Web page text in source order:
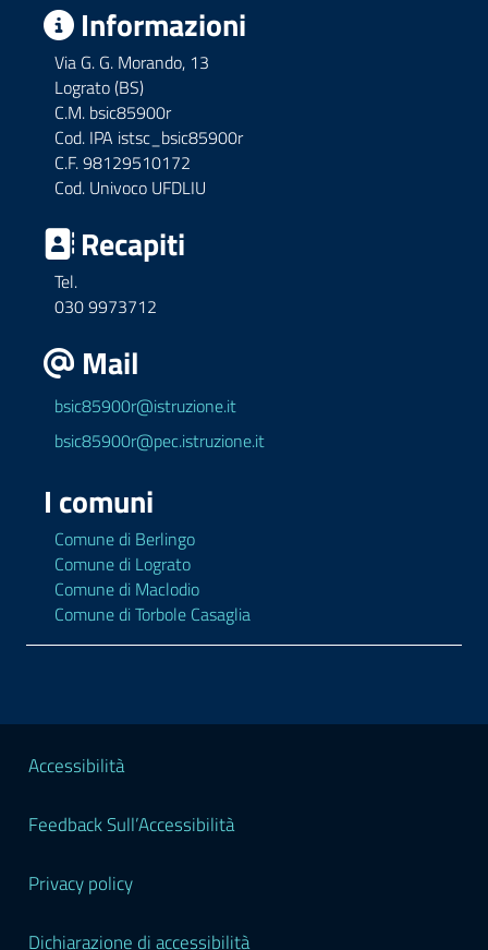
Informazioni
Via G. G. Morando, 13
Lograto (BS)
C.M. bsic85900r
Cod. IPA istsc_bsic85900r
C.F. 98129510172
Cod. Univoco UFDLIU
Recapiti
Tel.
030 9973712
Mail
bsic85900r@istruzione.it
bsic85900r@pec.istruzione.it
I comuni
Comune di Berlingo
Comune di Lograto
Comune di Maclodio
Comune di Torbole Casaglia
Sezione Legale
Accessibilità
Feedback Sull’Accessibilità
Privacy policy
Dichiarazione di accessibilità